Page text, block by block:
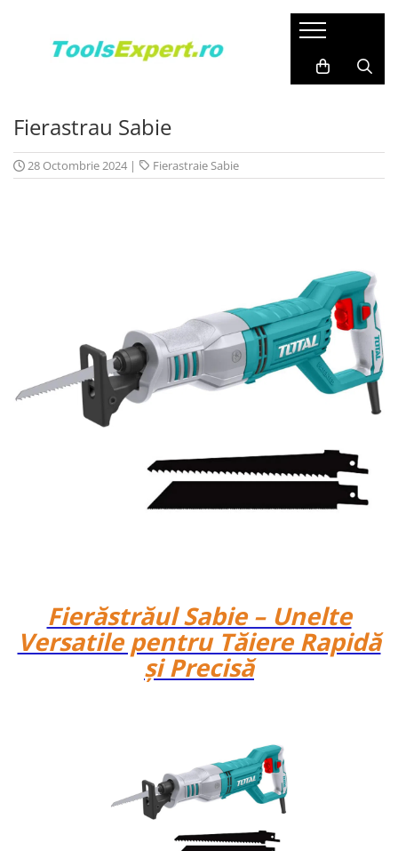
Produse
Fierastrau Sabie
28 Octombrie 2024 | Fierastraie Sabie
Fierăstrăul Sabie – Unelte
Versatile pentru Tăiere Rapidă
și Precisă